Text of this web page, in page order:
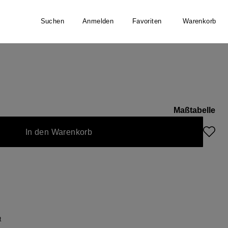
Suchen Anmelden Favoriten Warenkorb
Maßtabelle
In den Warenkorb